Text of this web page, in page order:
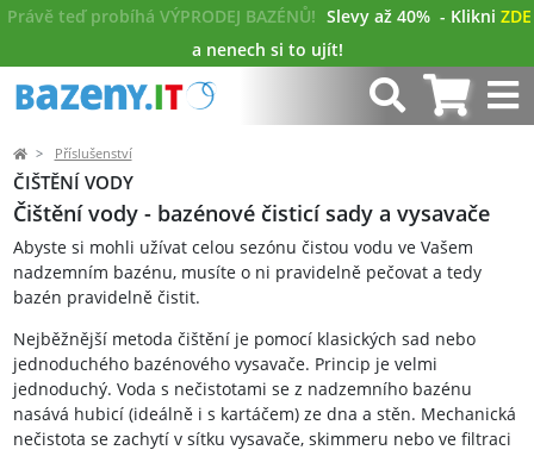
Právě teď probíhá VÝPRODEJ BAZÉNŮ! Slevy až 40% - Klikni ZDE
a nenech si to ujít!
Příslušenství
ČIŠTĚNÍ VODY
Čištění vody - bazénové čisticí sady a vysavače
Abyste si mohli užívat celou sezónu čistou vodu ve Vašem
nadzemním bazénu, musíte o ni pravidelně pečovat a tedy
bazén pravidelně čistit.
Nejběžnější metoda čištění je pomocí klasických sad nebo
jednoduchého bazénového vysavače. Princip je velmi
jednoduchý. Voda s nečistotami se z nadzemního bazénu
nasává hubicí (ideálně i s kartáčem) ze dna a stěn. Mechanická
nečistota se zachytí v sítku vysavače, skimmeru nebo ve filtraci